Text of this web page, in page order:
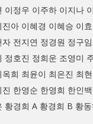
이정우 이주하 이지나
진아 이혜경 이혜승 이
자 전지연 정경원 정구임
정호진 정희운 조영미
옥희 최윤이 최은진 최
한영순 한영희 한인백
황경희 A 황경희 B 황